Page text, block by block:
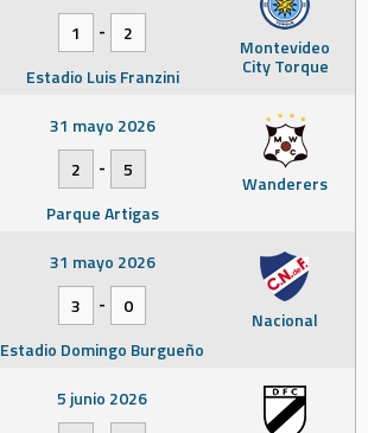
Montevideo
City Torque
1
-
2
Estadio Luis Franzini
Wanderers
31 mayo 2026
2
-
5
Parque Artigas
Nacional
31 mayo 2026
3
-
0
Estadio Domingo Burgueño
5 junio 2026